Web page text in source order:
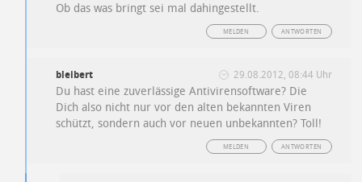
Ob das was bringt sei mal dahingestellt.
ANTWORTEN
MELDEN
bleibert 29.08.2012, 08:44 Uhr
Du hast eine zuverlässige Antivirensoftware? Die
Dich also nicht nur vor den alten bekannten Viren
schützt, sondern auch vor neuen unbekannten? Toll!
ANTWORTEN
MELDEN